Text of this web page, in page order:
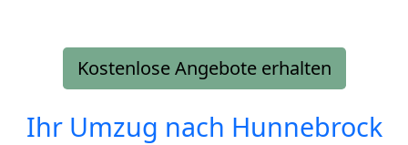
Kostenlose Angebote erhalten
Ihr Umzug nach Hunnebrock